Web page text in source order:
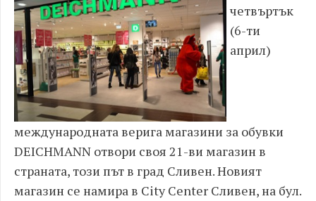
четвъртък
(6-ти
април)
международната верига магазини за обувки
DEICHMANN отвори своя 21-ви магазин в
страната, този път в град Сливен. Новият
магазин се намира в City Center Сливен, на бул.